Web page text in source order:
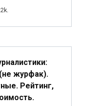
журфак).
Рейтинг,